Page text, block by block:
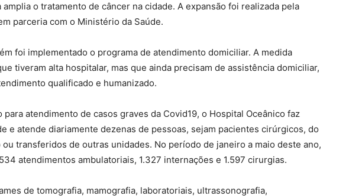
o tratamento de câncer na cidade. A expansão foi realizada pela
parceria com o Ministério da Saúde.
foi implementado o programa de atendimento domiciliar. A medida
tiveram alta hospitalar, mas que ainda precisam de assistência domiciliar,
qualificado e humanizado.
atendimento de casos graves da Covid19, o Hospital Oceânico faz
e atende diariamente dezenas de pessoas, sejam pacientes cirúrgicos, do
transferidos de outras unidades. No período de janeiro a maio deste ano,
atendimentos ambulatoriais, 1.327 internações e 1.597 cirurgias.
de tomografia, mamografia, laboratoriais, ultrassonografia,